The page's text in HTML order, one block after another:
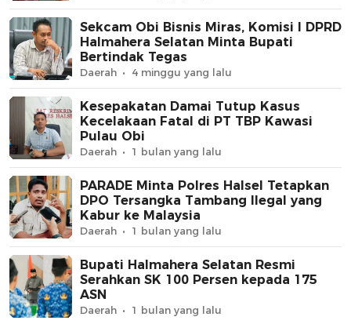
Sekcam Obi Bisnis Miras, Komisi I DPRD
Halmahera Selatan Minta Bupati
Bertindak Tegas
Daerah 4 minggu yang lalu
Kesepakatan Damai Tutup Kasus
Kecelakaan Fatal di PT TBP Kawasi
Pulau Obi
Daerah 1 bulan yang lalu
PARADE Minta Polres Halsel Tetapkan
DPO Tersangka Tambang Ilegal yang
Kabur ke Malaysia
Daerah 1 bulan yang lalu
Bupati Halmahera Selatan Resmi
Serahkan SK 100 Persen kepada 175
ASN
Daerah 1 bulan yang lalu